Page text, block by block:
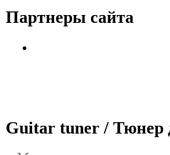
Партнеры сайта
Guitar tuner / Тюнер